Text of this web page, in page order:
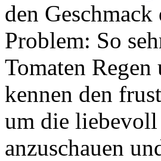
den
Problem: So
Tomaten
kennen den
um die liebevoll
anzuschauen